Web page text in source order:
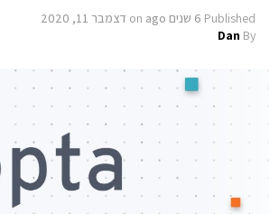
Published 6 שנים ago on דצמבר 11, 2020
By
Dan